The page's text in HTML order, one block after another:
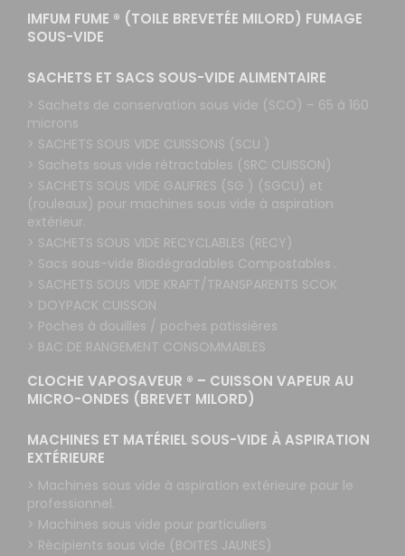
IMFUM FUME ® (TOILE BREVETÉE MILORD) FUMAGE
SOUS-VIDE
SACHETS ET SACS SOUS-VIDE ALIMENTAIRE
> Sachets de conservation sous vide (SCO) – 65 à 160
microns
> SACHETS SOUS VIDE CUISSONS (SCU )
> Sachets sous vide rétractables (SRC CUISSON)
> SACHETS SOUS VIDE GAUFRES (SG ) (SGCU) et
(rouleaux) pour machines sous vide à aspiration
extérieur.
> SACHETS SOUS VIDE RECYCLABLES (RECY)
> Sacs sous-vide Biodégradables Compostables .
> SACHETS SOUS VIDE KRAFT/TRANSPARENTS SCOK
> DOYPACK CUISSON
> Poches à douilles / poches patissières
> BAC DE RANGEMENT CONSOMMABLES
CLOCHE VAPOSAVEUR ® – CUISSON VAPEUR AU
MICRO-ONDES (BREVET MILORD)
MACHINES ET MATÉRIEL SOUS-VIDE À ASPIRATION
EXTÉRIEURE
> Machines sous vide à aspiration extérieure pour le
professionnel.
> Machines sous vide pour particuliers
> Récipients sous vide (BOITES JAUNES)